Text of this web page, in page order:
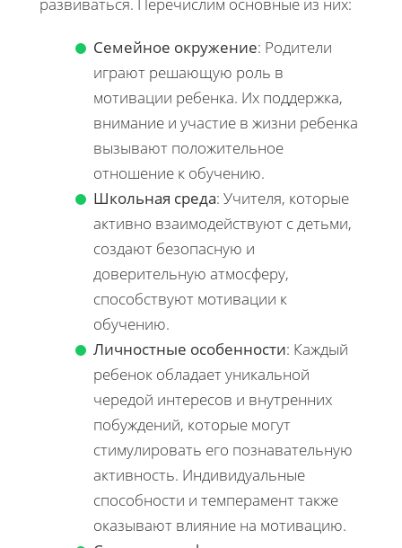
Семейное окружение: Родители
играют решающую роль в
мотивации ребенка. Их поддержка,
внимание и участие в жизни ребенка
вызывают положительное
отношение к обучению.
Школьная среда: Учителя, которые
активно взаимодействуют с детьми,
создают безопасную и
доверительную атмосферу,
способствуют мотивации к
обучению.
Личностные особенности: Каждый
ребенок обладает уникальной
чередой интересов и внутренних
побуждений, которые могут
стимулировать его познавательную
активность. Индивидуальные
способности и темперамент также
оказывают влияние на мотивацию.